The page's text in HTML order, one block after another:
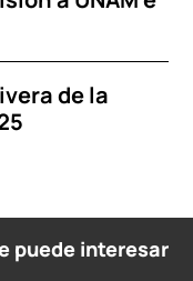
de la
puede interesar